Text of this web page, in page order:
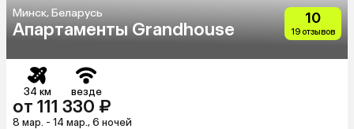
Минск, Беларусь
Апартаменты Grandhouse
10
19 отзывов
34 км везде
от 111 330 ₽
8 мар. - 14 мар., 6 ночей